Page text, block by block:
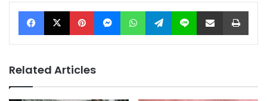
Facebook X Pinterest Messenger WhatsApp Telegram Line Share via Email
Related Articles